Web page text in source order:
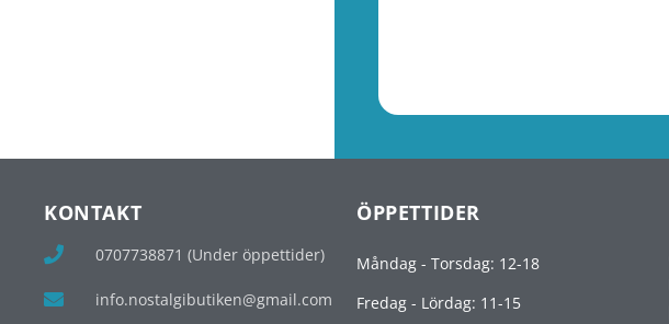
KONTAKT
0707738871 (Under öppettider)
info.nostalgibutiken@gmail.com
ÖPPETTIDER
Måndag - Torsdag: 12-18
Fredag - Lördag: 11-15